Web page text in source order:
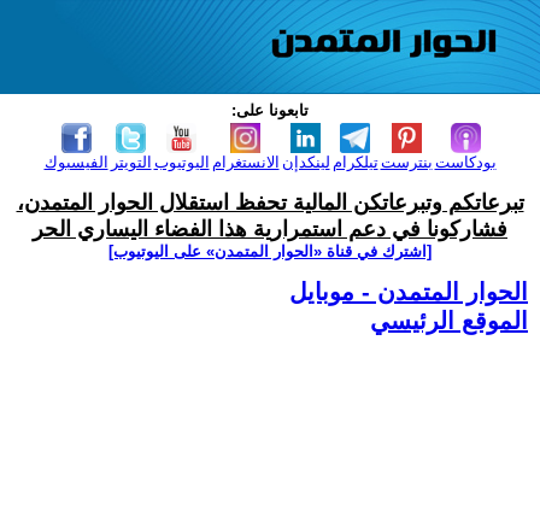
تابعونا على:
الفيسبوك التويتر اليوتيوب الانستغرام لينكدإن تيلكرامبنترست بودكاست
تبرعاتكم وتبرعاتكن المالية تحفظ استقلال الحوار المتمدن،
فشاركونا في دعم استمرارية هذا الفضاء اليساري الحر
[اشترك في قناة ‫«الحوار المتمدن» على اليوتيوب]
الحوار المتمدن - موبايل
الموقع الرئيسي